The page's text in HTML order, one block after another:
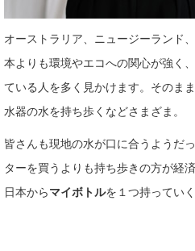
オーストラリア、ニュージーランド
本よりも環境やエコへの関心が強く
ている人を多く見かけます。そのま
水器の水を持ち歩くなどさまざま。
皆さんも現地の水が口に合うようだ
ターを買うよりも持ち歩きの方が経
日本からマイボトルを１つ持ってい